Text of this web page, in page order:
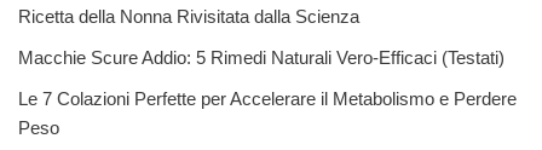
Ricetta della Nonna Rivisitata dalla Scienza
Macchie Scure Addio: 5 Rimedi Naturali Vero-Efficaci (Testati)
Le 7 Colazioni Perfette per Accelerare il Metabolismo e Perdere
Peso